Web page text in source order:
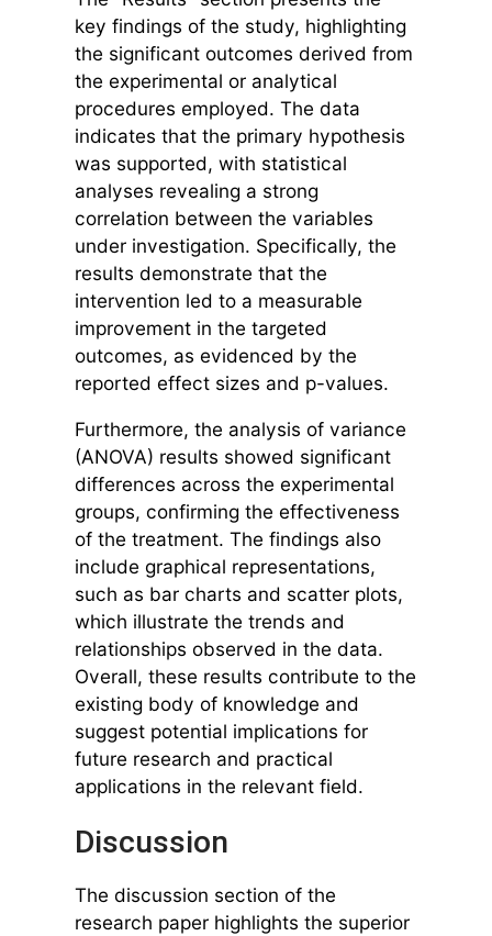
key findings of the study, highlighting
the significant outcomes derived from
the experimental or analytical
procedures employed. The data
indicates that the primary hypothesis
was supported, with statistical
analyses revealing a strong
correlation between the variables
under investigation. Specifically, the
results demonstrate that the
intervention led to a measurable
improvement in the targeted
outcomes, as evidenced by the
reported effect sizes and p-values.
Furthermore, the analysis of variance
(ANOVA) results showed significant
differences across the experimental
groups, confirming the effectiveness
of the treatment. The findings also
include graphical representations,
such as bar charts and scatter plots,
which illustrate the trends and
relationships observed in the data.
Overall, these results contribute to the
existing body of knowledge and
suggest potential implications for
future research and practical
applications in the relevant field.
Discussion
The discussion section of the
research paper highlights the superior